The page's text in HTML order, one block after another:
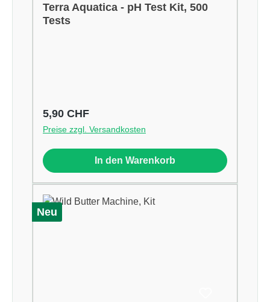
Terra Aquatica - pH Test Kit, 500
Tests
Regulärer Preis:
5,90 CHF
Preise zzgl. Versandkosten
In den Warenkorb
Neu